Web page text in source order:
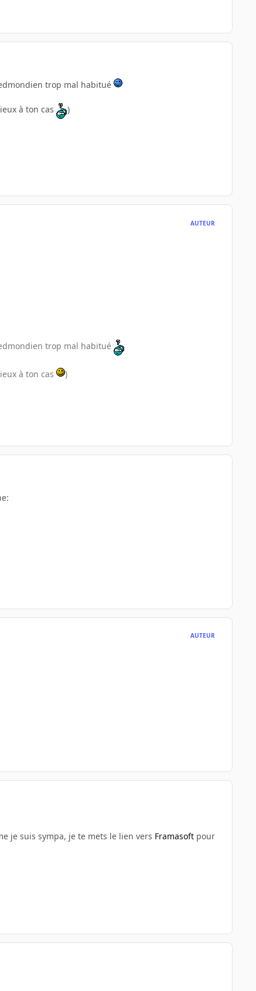
trop mal habitué
à ton cas
)
AUTEUR
trop mal habitué
à ton cas
)
AUTEUR
je suis sympa, je te mets le lien vers Framasoft pour